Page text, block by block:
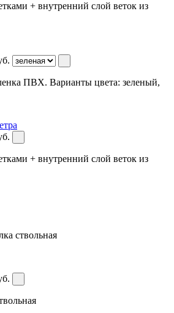
+ внутренний слой веток из
ПВХ. Варианты цвета: зеленый,
+ внутренний слой веток из
ствольная